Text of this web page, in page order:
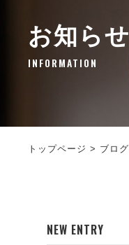
お知らせ
INFORMATION
トップページ > ブログ
NEW ENTRY